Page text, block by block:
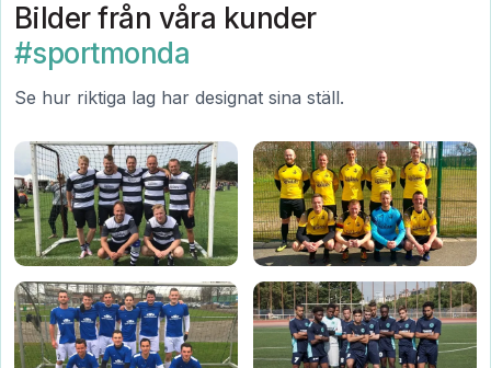
Bilder från våra kunder
#sportmonda
Se hur riktiga lag har designat sina ställ.